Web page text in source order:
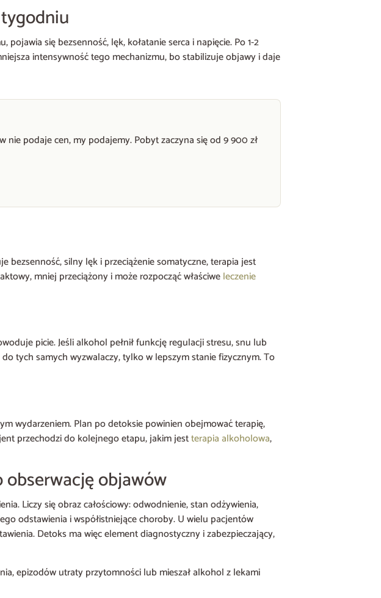
się bezsenność, lęk, kołatanie serca i napięcie. Po 1-2
intensywność tego mechanizmu, bo stabilizuje objawy i daje
podaje cen, my podajemy. Pobyt zaczyna się od 9 900 zł
bezsenność, silny lęk i przeciążenie somatyczne, terapia jest
mniej przeciążony i może rozpocząć właściweleczenie
picie. Jeśli alkohol pełnił funkcję regulacji stresu, snu lub
tych samych wyzwalaczy, tylko w lepszym stanie fizycznym. To
wydarzeniem. Plan po detoksie powinien obejmować terapię,
przechodzi do kolejnego etapu, jakim jestterapia alkoholowa,
objawów
Liczy się obraz całościowy: odwodnienie, stan odżywienia,
odstawienia i współistniejące choroby. U wielu pacjentów
Detoks ma więc element diagnostyczny i zabezpieczający,
epizodów utraty przytomności lub mieszał alkohol z lekami